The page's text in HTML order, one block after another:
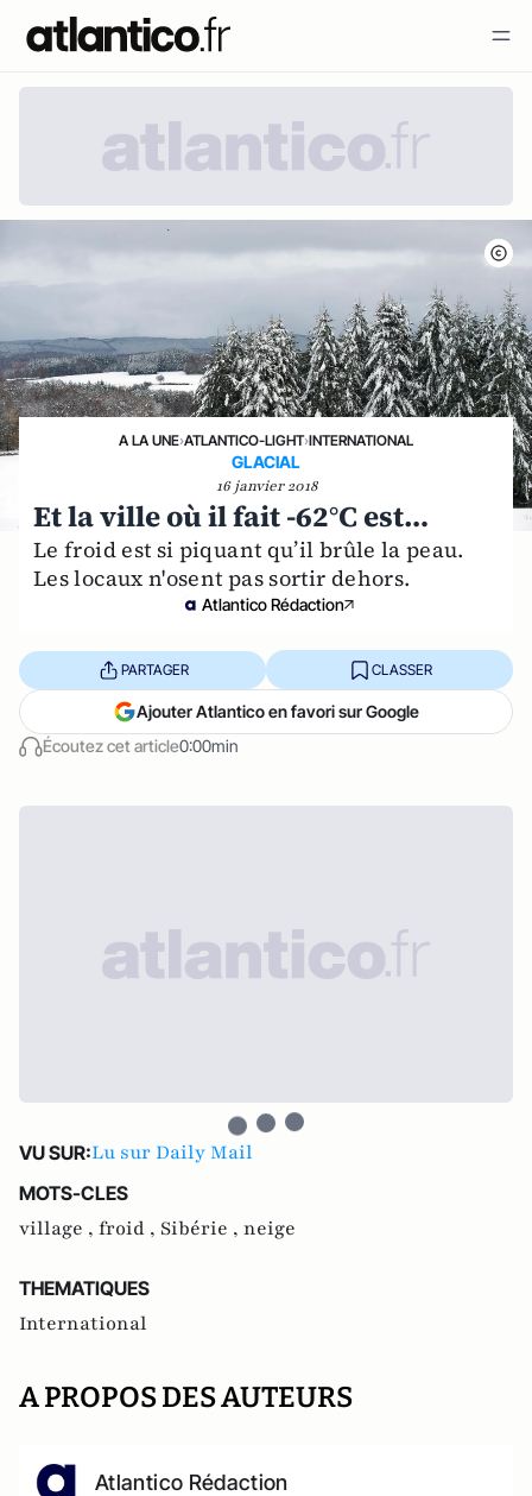
A LA UNE›ATLANTICO-LIGHT›INTERNATIONAL
GLACIAL
16 janvier 2018
Et la ville où il fait -62°C est…
Le froid est si piquant qu’il brûle la peau.
Les locaux n'osent pas sortir dehors.
Atlantico Rédaction
Écoutez cet article0:00min
PARTAGER CLASSER
Ajouter Atlantico en favori sur Google
VU SUR:Lu sur Daily Mail
MOTS-CLES
village , froid , Sibérie , neige
THEMATIQUES
International
A PROPOS DES AUTEURS
Atlantico Rédaction